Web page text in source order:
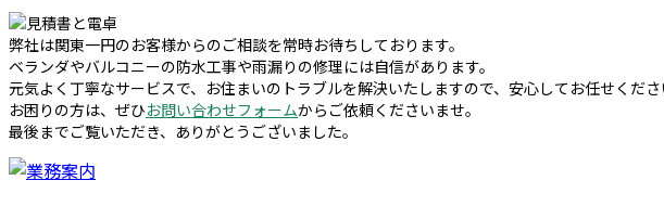
弊社は関東一円のお客様からのご相談を常時お待ちしております。
ベランダやバルコニーの防水工事や雨漏りの修理には自信があります。
元気よく丁寧なサービスで、お住まいのトラブルを解決いたしますので、安心してお任せくださ
お困りの方は、ぜひお問い合わせフォームからご依頼くださいませ。
最後までご覧いただき、ありがとうございました。